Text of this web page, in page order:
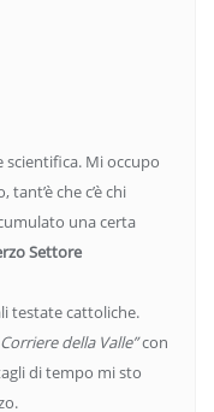
scientifica. Mi occupo
che c’è chi
una certa
Settore
testate cattoliche.
Corriere della Valle”con
di tempo mi sto